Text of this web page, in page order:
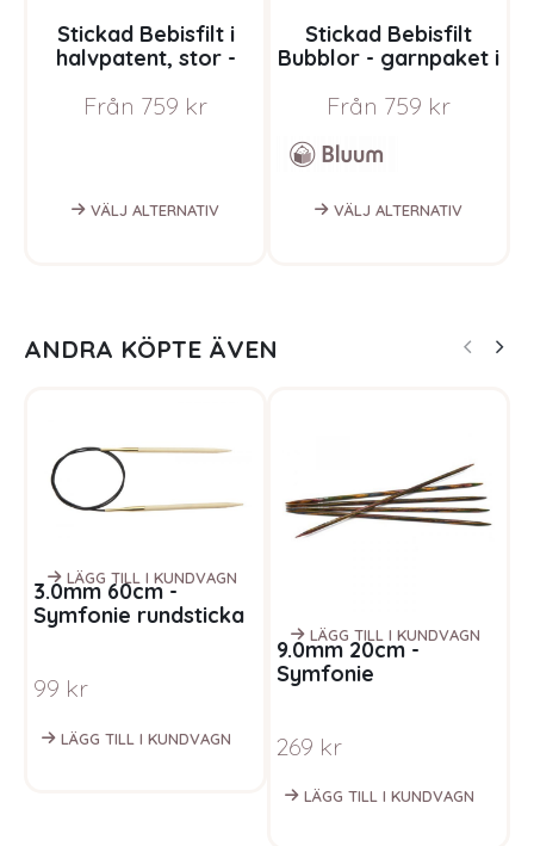
Stickad Bebisfilt i
halvpatent, stor -
Pure Eco Baby Wool
Från 759 kr
VÄLJ ALTERNATIV
Stickad Bebisfilt
Bubblor - garnpaket i
Wool
Från 759 kr
VÄLJ ALTERNATIV
ANDRA KÖPTE ÄVEN
LÄGG TILL I KUNDVAGN
3.0mm 60cm -
Symfonie rundsticka
99 kr
LÄGG TILL I KUNDVAGN
LÄGG TILL I KUNDVAGN
9.0mm 20cm -
Symfonie
269 kr
LÄGG TILL I KUNDVAGN